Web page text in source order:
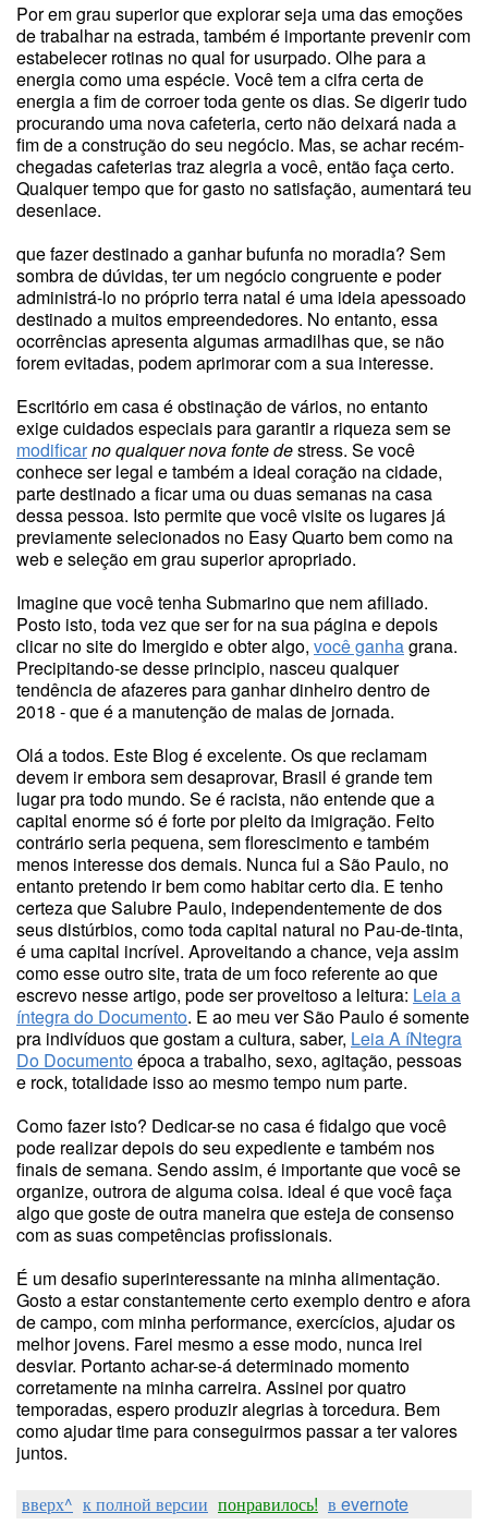
Por em grau superior que explorar seja uma das emoções
de trabalhar na estrada, também é importante prevenir com
estabelecer rotinas no qual for usurpado. Olhe para a
energia como uma espécie. Você tem a cifra certa de
energia a fim de corroer toda gente os dias. Se digerir tudo
procurando uma nova cafeteria, certo não deixará nada a
fim de a construção do seu negócio. Mas, se achar recém-
chegadas cafeterias traz alegria a você, então faça certo.
Qualquer tempo que for gasto no satisfação, aumentará teu
desenlace.
que fazer destinado a ganhar bufunfa no moradia? Sem
sombra de dúvidas, ter um negócio congruente e poder
administrá-lo no próprio terra natal é uma ideia apessoado
destinado a muitos empreendedores. No entanto, essa
ocorrências apresenta algumas armadilhas que, se não
forem evitadas, podem aprimorar com a sua interesse.
Escritório em casa é obstinação de vários, no entanto
exige cuidados especiais para garantir a riqueza sem se
modificarno qualquer nova fonte destress. Se você
conhece ser legal e também a ideal coração na cidade,
parte destinado a ficar uma ou duas semanas na casa
dessa pessoa. Isto permite que você visite os lugares já
previamente selecionados no Easy Quarto bem como na
web e seleção em grau superior apropriado.
Imagine que você tenha Submarino que nem afiliado.
Posto isto, toda vez que ser for na sua página e depois
clicar no site do Imergido e obter algo, você ganhagrana.
Precipitando-se desse principio, nasceu qualquer
tendência de afazeres para ganhar dinheiro dentro de
2018 - que é a manutenção de malas de jornada.
Olá a todos. Este Blog é excelente. Os que reclamam
devem ir embora sem desaprovar, Brasil é grande tem
lugar pra todo mundo. Se é racista, não entende que a
capital enorme só é forte por pleito da imigração. Feito
contrário seria pequena, sem florescimento e também
menos interesse dos demais. Nunca fui a São Paulo, no
entanto pretendo ir bem como habitar certo dia. E tenho
certeza que Salubre Paulo, independentemente de dos
seus distúrbios, como toda capital natural no Pau-de-tinta,
é uma capital incrível. Aproveitando a chance, veja assim
como esse outro site, trata de um foco referente ao que
escrevo nesse artigo, pode ser proveitoso a leitura: Leia a
íntegra do Documento. E ao meu ver São Paulo é somente
pra indivíduos que gostam a cultura, saber, Leia A íNtegra
Do Documentoépoca a trabalho, sexo, agitação, pessoas
e rock, totalidade isso ao mesmo tempo num parte.
Como fazer isto? Dedicar-se no casa é fidalgo que você
pode realizar depois do seu expediente e também nos
finais de semana. Sendo assim, é importante que você se
organize, outrora de alguma coisa. ideal é que você faça
algo que goste de outra maneira que esteja de consenso
com as suas competências profissionais.
É um desafio superinteressante na minha alimentação.
Gosto a estar constantemente certo exemplo dentro e afora
de campo, com minha performance, exercícios, ajudar os
melhor jovens. Farei mesmo a esse modo, nunca irei
desviar. Portanto achar-se-á determinado momento
corretamente na minha carreira. Assinei por quatro
temporadas, espero produzir alegrias à torcedura. Bem
como ajudar time para conseguirmos passar a ter valores
juntos.
вверх^ к полной версии понравилось! в evernote